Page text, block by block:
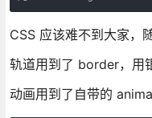
CSS 应该难不到大家，
轨道用到了 border，用
动画用到了自带的